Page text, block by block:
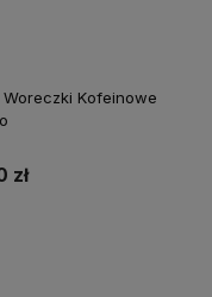
Woreczki Kofeinowe
zł